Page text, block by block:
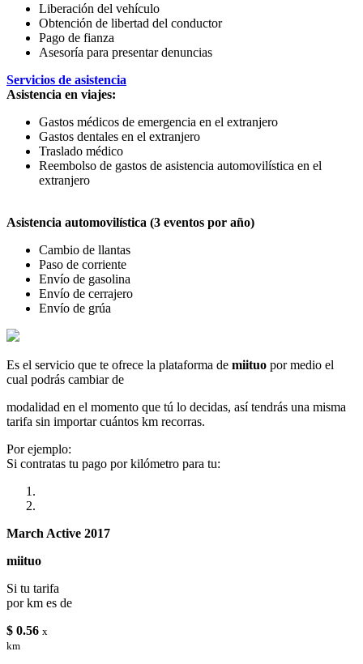
Liberación del vehículo
Obtención de libertad del conductor
Pago de fianza
Asesoría para presentar denuncias
Servicios de asistencia
Asistencia en viajes:
Gastos médicos de emergencia en el extranjero
Gastos dentales en el extranjero
Traslado médico
Reembolso de gastos de asistencia automovilística en el
extranjero
Asistencia automovilística (3 eventos por año)
Cambio de llantas
Paso de corriente
Envío de gasolina
Envío de cerrajero
Envío de grúa
Es el servicio que te ofrece la plataforma de miituo por medio el
cual podrás cambiar de
modalidad en el momento que tú lo decidas, así tendrás una misma
tarifa sin importar cuántos km recorras.
Por ejemplo:
Si contratas tu pago por kilómetro para tu:
March Active 2017
miituo
Si tu tarifa
por km es de
$ 0.56 x
km